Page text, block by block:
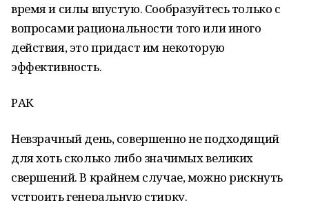
время и силы впустую. Сообразуйтесь только с
вопросами рациональности того или иного
действия, это придаст им некоторую
эффективность.
РАК
Невзрачный день, совершенно не подходящий
для хоть сколько либо значимых великих
свершений. В крайнем случае, можно рискнуть
устроить генеральную стирку.